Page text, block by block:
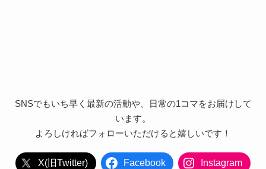
SNSでもいち早く最新の活動や、日常の1コマをお届けして
います。
よろしければフォローいただけると嬉しいです！
X(旧Twitter) Facebook Instagram